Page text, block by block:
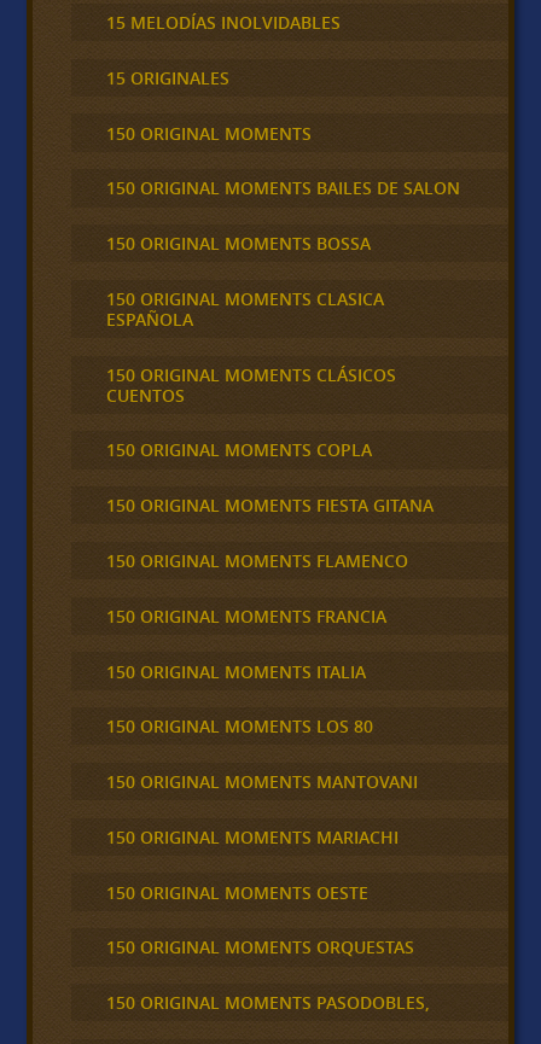
15 MELODÍAS INOLVIDABLES
15 ORIGINALES
150 ORIGINAL MOMENTS
150 ORIGINAL MOMENTS BAILES DE SALON
150 ORIGINAL MOMENTS BOSSA
150 ORIGINAL MOMENTS CLASICA
ESPAÑOLA
150 ORIGINAL MOMENTS CLÁSICOS
CUENTOS
150 ORIGINAL MOMENTS COPLA
150 ORIGINAL MOMENTS FIESTA GITANA
150 ORIGINAL MOMENTS FLAMENCO
150 ORIGINAL MOMENTS FRANCIA
150 ORIGINAL MOMENTS ITALIA
150 ORIGINAL MOMENTS LOS 80
150 ORIGINAL MOMENTS MANTOVANI
150 ORIGINAL MOMENTS MARIACHI
150 ORIGINAL MOMENTS OESTE
150 ORIGINAL MOMENTS ORQUESTAS
150 ORIGINAL MOMENTS PASODOBLES,